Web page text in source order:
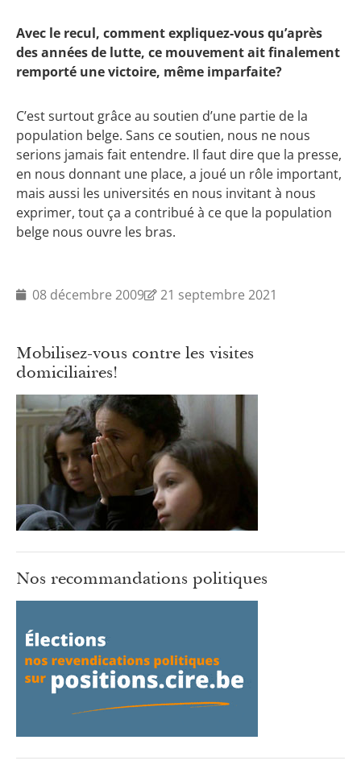
Avec le recul, comment expliquez-vous qu’après
des années de lutte, ce mouvement ait finalement
remporté une victoire, même imparfaite?
C’est surtout grâce au soutien d’une partie de la
population belge. Sans ce soutien, nous ne nous
serions jamais fait entendre. Il faut dire que la presse,
en nous donnant une place, a joué un rôle important,
mais aussi les universités en nous invitant à nous
exprimer, tout ça a contribué à ce que la population
belge nous ouvre les bras.
08 décembre 2009 21 septembre 2021
Mobilisez-vous contre les visites
domiciliaires!
Nos recommandations politiques